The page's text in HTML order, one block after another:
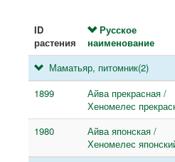
ID
растения
Русское
наименование
Маматьяр, питомник(2)
1899
Айва прекрасная /
Хеномелес
1980
Айва японская /
Хеномелес